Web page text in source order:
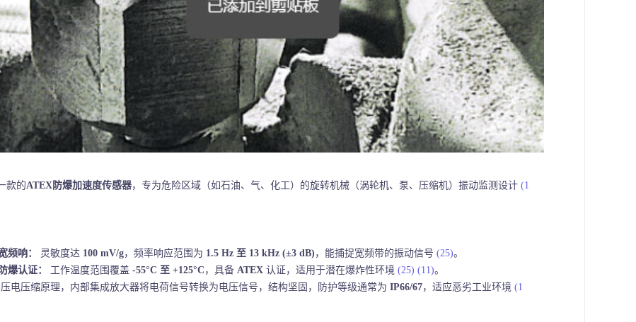
款的ATEX防爆加速度传感器，专为危险区域（如石油、气、化工）的旋转机械（涡轮机、泵、压缩机）振动监测设计 (1
频响： 灵敏度达 100 mV/g，频率响应范围为 1.5 Hz 至 13 kHz (±3 dB) ，能捕捉宽频带的振动信号 (25)。
爆认证：
工作温度范围覆盖 -55°C 至 +125°C ，具备 ATEX 认证，适用于潜在爆炸性环境 (25) (11)。
电压缩原理，内部集成放大器将电荷信号转换为电压信号，结构坚固，防护等级通常为 IP66/67，适应恶劣工业环境 (1